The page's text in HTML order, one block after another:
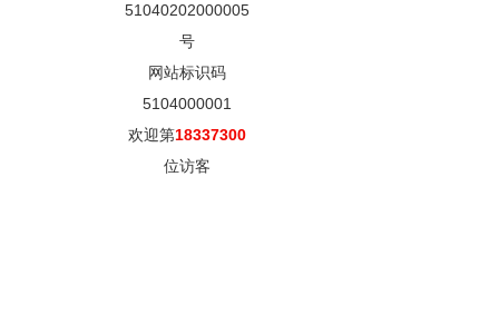
51040202000005
号
网站标识码
5104000001
欢迎第18337300
位访客